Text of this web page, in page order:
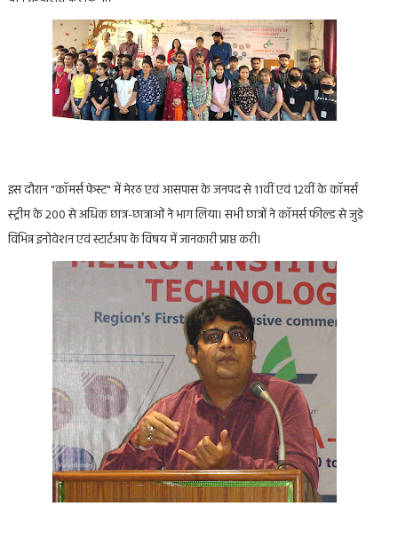
इस दौरान "कॉमर्स फेस्ट" में मेरठ एवं आसपास के जनपद से 11वीं एवं 12वीं के कॉमर्स
स्ट्रीम के 200 से अधिक छात्र-छात्राओं ने भाग लिया। सभी छात्रों ने कॉमर्स फील्ड से जुड़े
विभिन्न इनोवेशन एवं स्टार्टअप के विषय में जानकारी प्राप्त करी।